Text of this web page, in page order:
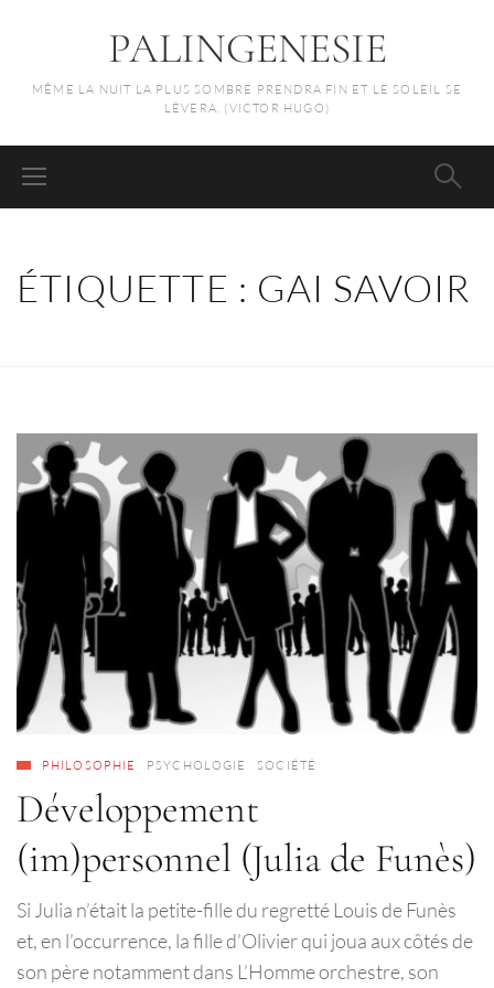
PALINGENESIE
MÊME LA NUIT LA PLUS SOMBRE PRENDRA FIN ET LE SOLEIL SE
LÈVERA. (VICTOR HUGO)
ÉTIQUETTE : GAI SAVOIR
PHILOSOPHIE PSYCHOLOGIE SOCIÉTÉ
Développement
(im)personnel (Julia de Funès)
Si Julia n’était la petite-fille du regretté Louis de Funès
et, en l’occurrence, la fille d’Olivier qui joua aux côtés de
son père notamment dans L’Homme orchestre, son